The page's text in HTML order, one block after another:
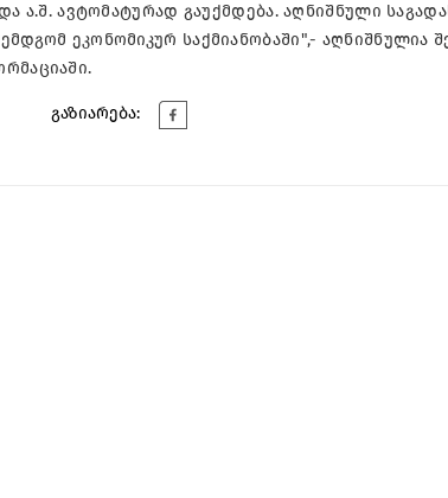
ა.შ. ავტომატურად გაუქმდება. აღნიშნული
ეკონომიკურ საქმიანობაში",- აღნიშნულია
გაზიარება: